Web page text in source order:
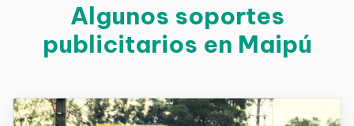
Algunos soportes
publicitarios en Maipú